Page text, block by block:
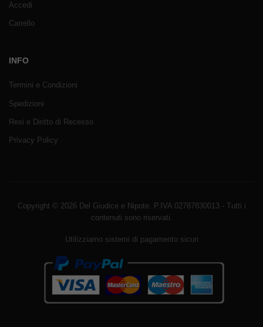
Accedi
Carrello
INFO
Termini e Condizioni
Spedizioni
Resi e Diritto di Recesso
Privacy Policy
Copyright © 2026 Del Giudice e Nipote. P.IVA 02787830013 - Tutti i
contenuti sono riservati.
Utilizziamo sistemi di pagamento sicuri